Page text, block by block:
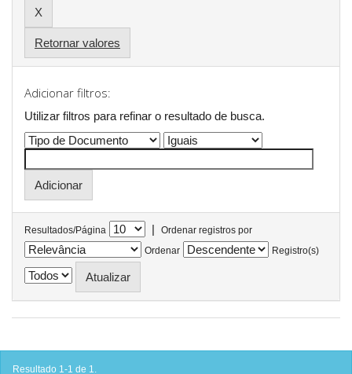
Retornar valores
Adicionar filtros:
Utilizar filtros para refinar o resultado de busca.
Resultados/Página |
Ordenar registros por
Ordenar
Registro(s)
Resultado 1-1 de 1.